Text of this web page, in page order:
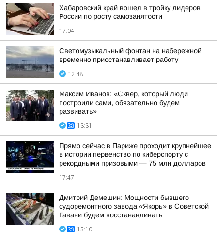
Хабаровский край вошел в тройку лидеров
России по росту самозанятости
17:04
Светомузыкальный фонтан на набережной
временно приостанавливает работу
12:48
Максим Иванов: «Сквер, который люди
построили сами, обязательно будем
развивать»
13:31
Прямо сейчас в Париже проходит крупнейшее
в истории первенство по киберспорту с
рекордными призовыми — 75 млн долларов
17:47
Дмитрий Демешин: Мощности бывшего
судоремонтного завода «Якорь» в Советской
Гавани будем восстанавливать
15:10